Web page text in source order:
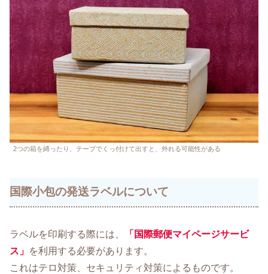
2つの箱を縛ったり、テープでくっ付けて出すと、外れる可能性がある
国際小包の発送ラベルについて
ラベルを印刷する際には、
「国際郵便マイページサービ
ス」 を利用する必要があります。
これはテロ対策、セキュリティ対策によるものです。